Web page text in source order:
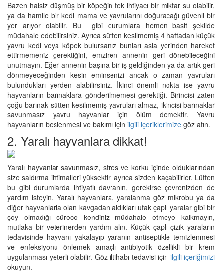
Bazen halsiz düşmüş bir köpeğin tek ihtiyacı bir miktar su olabilir,
ya da hamile bir kedi mama ve yavrularını doğuracağı güvenli bir
yer arıyor olabilir. Bu gibi durumlara hemen basit şekilde
müdahale edebilirsiniz. Ayrıca sütten kesilmemiş 4 haftadan küçük
yavru kedi veya köpek bulursanız bunları asla yerinden hareket
ettirmemeniz gerektiğini, emziren annenin geri dönebileceğini
unutmayın. Eğer annenin başına bir iş geldiğinden ya da artık geri
dönmeyeceğinden kesin eminsenizi ancak o zaman yavruları
bulundukları yerden alabilirsiniz. İkinci önemli nokta ise yavru
hayvanların barınaklara gönderilmemesi gerektiği. Birincisi zaten
çoğu barınak sütten kesilmemiş yavruları almaz, ikincisi barınaklar
savunmasız yavru hayvanlar için ölüm demektir. Yavru
hayvanların beslenmesi ve bakımı için ilgili içeriklerimize göz atın.
2. Yaralı hayvanlara dikkat!
Yaralı hayvanlar savunmasız, stres ve korku içinde olduklarından
size saldırma ihtimalleri yüksektir, ayrıca sizden kaçabilirler. Lütfen
bu gibi durumlarda ihtiyatlı davranın, gerekirse çevrenizden de
yardım isteyin. Yaralı hayvanlara, yaralanma göz mikrobu ya da
diğer hayvanlarla olan kavgadan aldıkları ufak çaplı yaralar gibi bir
şey olmadığı sürece kendiniz müdahale etmeye kalkmayın,
mutlaka bir veterinerden yardım alın. Küçük çaplı çizik yaraların
tedavisinde hayvanı yakalayıp yaranın antiseptikle temizlenmesi
ve enfeksiyonu önlemek amaçlı antibiyotik özellikli bir krem
uygulanması yeterli olabilir. Göz iltihabı tedavisi için ilgili içeriğimizi
okuyun.